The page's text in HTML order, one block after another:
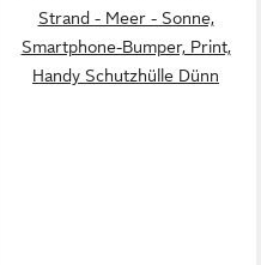
Strand - Meer - Sonne,
Smartphone-Bumper, Print,
Handy Schutzhülle Dünn